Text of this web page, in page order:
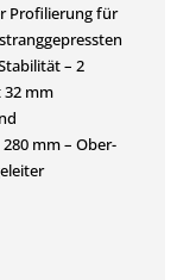
Profilierung für
– 2
32 mm
mm – Ober-